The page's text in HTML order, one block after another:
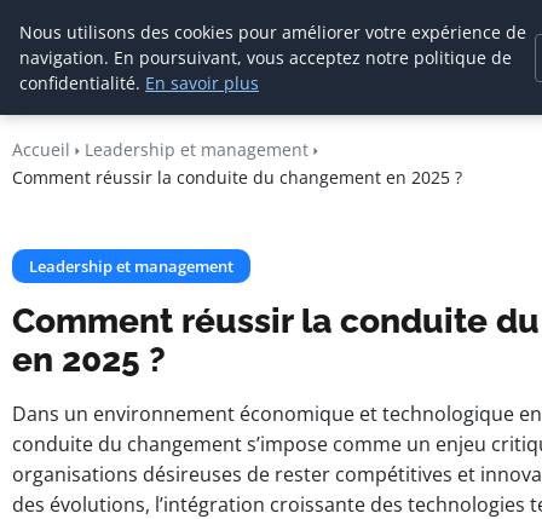
Cabinet De
Management De
Transition
Accueil
Leadership et management
Comment réussir la conduite du changement en 2025 ?
Leadership et management
Comment réussir la conduite
en 2025 ?
Dans un environnement économique et technologique
conduite du changement s’impose comme un enjeu
organisations désireuses de rester compétitives et
des évolutions, l’intégration croissante des technologies
Nous utilisons des cookies pour améliorer votre expérience de
navigation. En poursuivant, vous acceptez notre politique de
confidentialité. En savoir plus